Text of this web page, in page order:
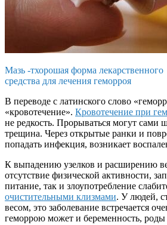
Мазь -тхорошая форма лекарственного
средства для лечения геморроя
В переводе с латинского слово
«кровотечение». Кровотечение при
не редкость. Прорываться могут сами
трещина. Через открытые ранки и
попадать инфекция, возникает
К выпадению узелков и расширению
отсутствие физической активности,
питание, так и злоупотребление
очистительными клизмами. У людей,
весом, это заболевание встречается
геморрою может и беременность,